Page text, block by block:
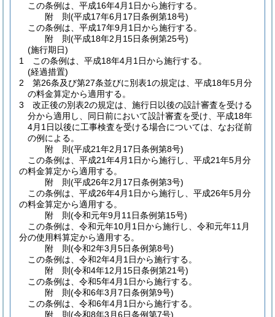
この条例は、平成16年4月1日から施行する。
附 則(平成17年6月17日条例第18号)
この条例は、平成17年9月1日から施行する。
附 則(平成18年2月15日条例第25号)
(施行期日)
1
この条例は、平成18年4月1日から施行する。
(経過措置)
2
第26条及び第27条並びに別表1の規定は、平成18年5月分
の料金算定から適用する。
3
改正後の別表2の規定は、施行日以後の設計審査を受ける
分から適用し、同日前において設計審査を受け、平成18年
4月1日以後に工事検査を受ける場合については、なお従前
の例による。
附 則(平成21年2月17日条例第8号)
この条例は、平成21年4月1日から施行し、平成21年5月分
の料金算定から適用する。
附 則(平成26年2月17日条例第3号)
この条例は、平成26年4月1日から施行し、平成26年5月分
の料金算定から適用する。
附 則(令和元年9月11日条例第15号)
この条例は、令和元年10月1日から施行し、令和元年11月
分の使用料算定から適用する。
附 則(令和2年3月5日条例第8号)
この条例は、令和2年4月1日から施行する。
附 則(令和4年12月15日条例第21号)
この条例は、令和5年4月1日から施行する。
附 則(令和6年3月7日条例第9号)
この条例は、令和6年4月1日から施行する。
附 則(令和8年3月6日条例第7号)